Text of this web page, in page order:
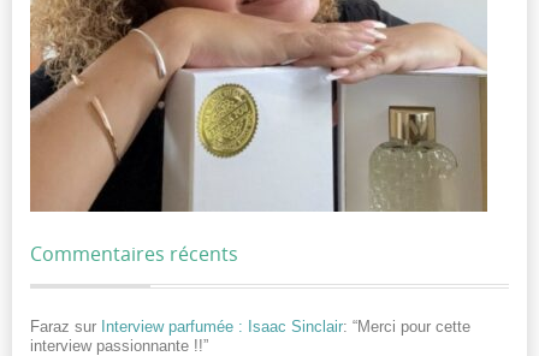
Commentaires récents
Faraz sur Interview parfumée : Isaac Sinclair: “Merci pour cette
interview passionnante !!”